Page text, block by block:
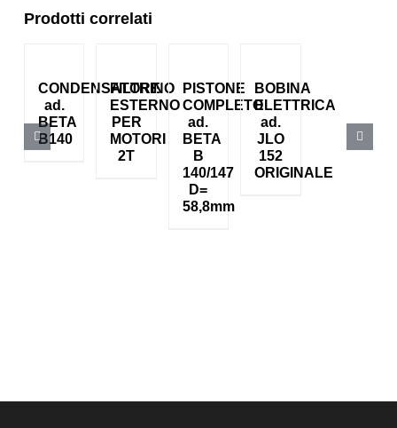
Prodotti correlati
CONDENSATORE
ad.
BETA
B140
FILTRINO
ESTERNO
PER
MOTORI
2T
PISTONE
COMPLETO
ad.
BETA
B
140/147
D=
58,8mm
BOBINA
ELETTRICA
ad.
JLO
152
ORIGINALE